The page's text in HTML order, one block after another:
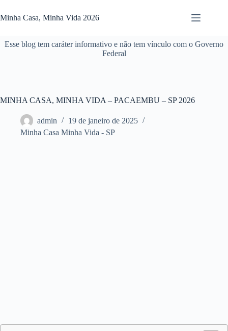
para
o
Minha Casa, Minha Vida 2026
Esse blog tem caráter informativo e não tem vínculo com o Governo
Federal
MINHA CASA, MINHA VIDA – PACAEMBU – SP 2026
admin
19 de janeiro de 2025
Minha Casa Minha Vida - SP